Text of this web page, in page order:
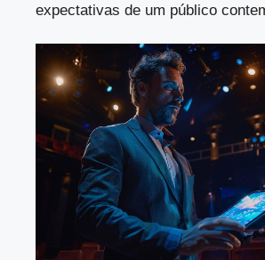
expectativas de um público